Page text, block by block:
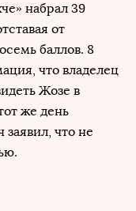
набрал 39
от
баллов. 8
что владелец
Жозе в
же день
что не